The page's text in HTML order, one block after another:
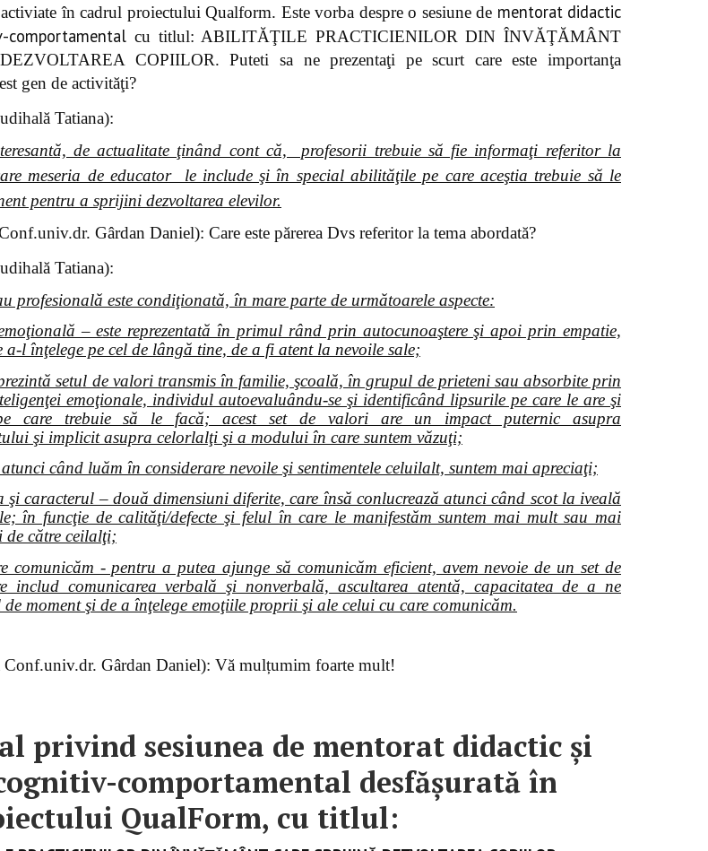
în cadrul proiectului Qualform. Este vorba despre o sesiune de mentorat didactic
comportamental cu titlul: ABILITĂŢILE PRACTICIENILOR DIN ÎNVĂŢĂMÂNT
COPIILOR. Puteti sa ne prezentaţi pe scurt care este importanţa
gen de activităţi?
Tatiana):
de actualitate ţinând cont că, profesorii trebuie să fie informaţi referitor la
meseria de educator le include şi în special abilităţile pe care aceştia trebuie să le
pentru a sprijini dezvoltarea elevilor.
Gârdan Daniel): Care este părerea Dvs referitor la tema abordată?
Tatiana):
profesională este condiţionată, în mare parte de următoarele aspecte:
– este reprezentată în primul rând prin autocunoaştere şi apoi prin empatie,
a-l înţelege pe cel de lângă tine, de a fi atent la nevoile sale;
setul de valori transmis în familie, şcoală, în grupul de prieteni sau absorbite prin
emoţionale, individul autoevaluându-se şi identificând lipsurile pe care le are şi
care trebuie să le facă; acest set de valori are un impact puternic asupra
şi implicit asupra celorlalţi şi a modului în care suntem văzuţi;
când luăm în considerare nevoile şi sentimentele celuilalt, suntem mai apreciaţi;
şi caracterul – două dimensiuni diferite, care însă conlucrează atunci când scot la iveală
în funcţie de calităţi/defecte şi felul în care le manifestăm suntem mai mult sau mai
către ceilalţi;
comunicăm - pentru a putea ajunge să comunicăm eficient, avem nevoie de un set de
includ comunicarea verbală şi nonverbală, ascultarea atentă, capacitatea de a ne
de moment şi de a înţelege emoţiile proprii şi ale celui cu care comunicăm.
Conf.univ.dr. Gârdan Daniel): Vă mulțumim foarte mult!
privind sesiunea de mentorat didactic și
comportamental desfășurată în
QualForm, cu titlul: